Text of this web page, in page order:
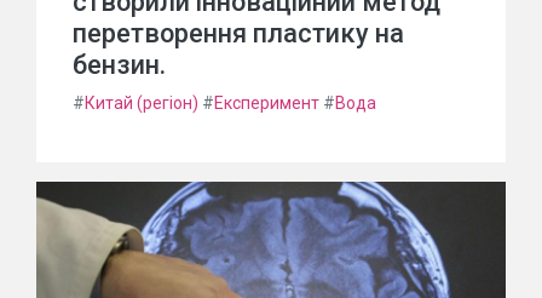
перетворення пластику на
бензин.
#Китай (регіон) #Експеримент #Вода